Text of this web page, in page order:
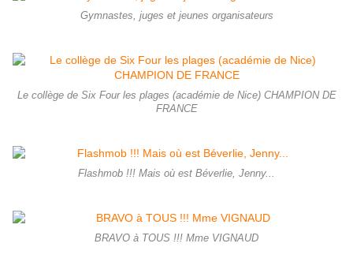
Gymnastes, juges et jeunes organisateurs
Le collège de Six Four les plages (académie de Nice) CHAMPION DE
FRANCE
Flashmob !!! Mais où est Béverlie, Jenny...
BRAVO à TOUS !!! Mme VIGNAUD